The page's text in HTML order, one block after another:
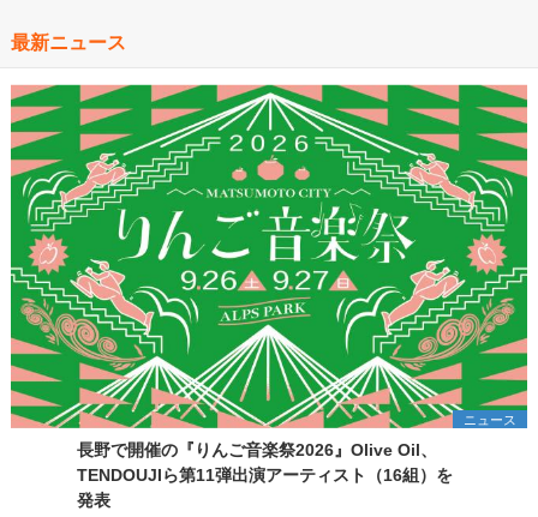
最新ニュース
ニュース
長野で開催の『りんご音楽祭2026』Olive Oil、
TENDOUJIら第11弾出演アーティスト（16組）を
発表